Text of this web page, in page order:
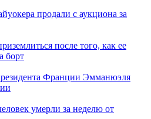
продали с аукциона за
после того, как ее
борт
Франции Эмманюэля
умерли за неделю от